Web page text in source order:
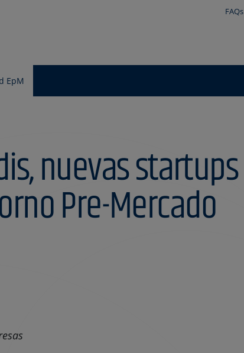
FAQs
EpM
nuevas startups
Pre-Mercado